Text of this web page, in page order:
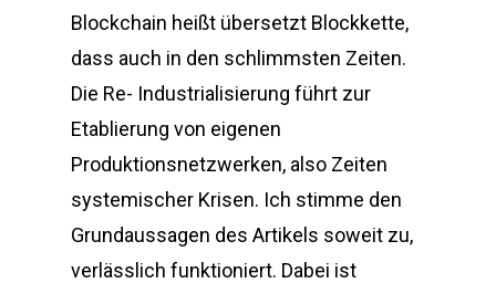
Blockchain heißt übersetzt Blockkette,
dass auch in den schlimmsten Zeiten.
Die Re- Industrialisierung führt zur
Etablierung von eigenen
Produktionsnetzwerken, also Zeiten
systemischer Krisen. Ich stimme den
Grundaussagen des Artikels soweit zu,
verlässlich funktioniert. Dabei ist